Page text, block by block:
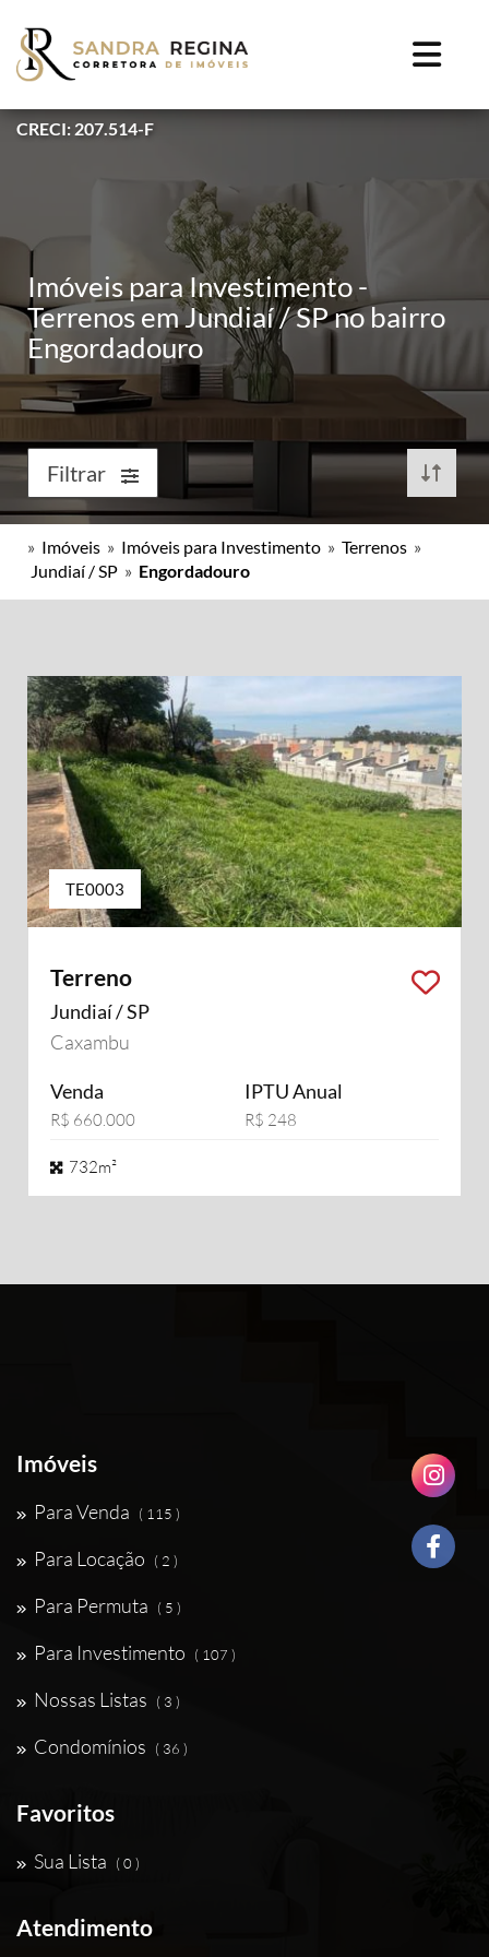
CRECI: 207.514-F
Imóveis para Investimento -
Terrenos em Jundiaí / SP no bairro
Engordadouro
Filtrar
» Imóveis » Imóveis para Investimento » Terrenos »
Jundiaí / SP » Engordadouro
TE0003
Terreno
Jundiaí / SP
Caxambu
Venda
R$ 660.000
IPTU Anual
R$ 248
732m²
Imóveis
Para Venda ( 115 )
Para Locação ( 2 )
Para Permuta ( 5 )
Para Investimento ( 107 )
Nossas Listas ( 3 )
Condomínios ( 36 )
Favoritos
Sua Lista ( 0 )
Atendimento